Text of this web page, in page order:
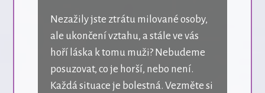
Nezažily jste ztrátu milované osoby,
ale ukončení vztahu, a stále ve vás
hoří láska k tomu muži? Nebudeme
posuzovat, co je horší, nebo není.
Každá situace je bolestná. Vezměte si